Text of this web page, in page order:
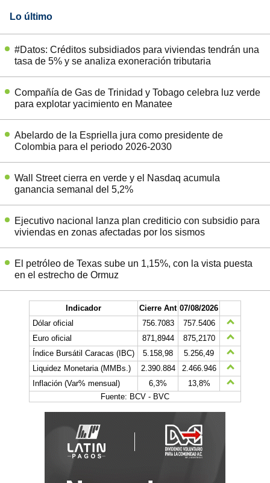
Lo último
#Datos: Créditos subsidiados para viviendas tendrán una
tasa de 5% y se analiza exoneración tributaria
Compañía de Gas de Trinidad y Tobago celebra luz verde
para explotar yacimiento en Manatee
Abelardo de la Espriella jura como presidente de
Colombia para el periodo 2026-2030
Wall Street cierra en verde y el Nasdaq acumula
ganancia semanal del 5,2%
Ejecutivo nacional lanza plan crediticio con subsidio para
viviendas en zonas afectadas por los sismos
El petróleo de Texas sube un 1,15%, con la vista puesta
en el estrecho de Ormuz
Indicador Cierre Ant 07/08/2026
Dólar oficial
756.7083
757.5406
Euro oficial
871,8944
875,2170
Índice Bursátil Caracas (IBC)
5.158,98
5.256,49
Liquidez Monetaria (MMBs.)
2.390.884
2.466.946
Inflación (Var% mensual)
6,3%
13,8%
Fuente: BCV - BVC